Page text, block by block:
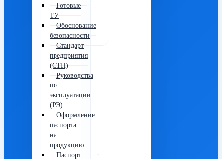
Готовые
ТУ
Обоснование
безопасности
Стандарт
предприятия
(СТП)
Руководства
по
эксплуатации
(РЭ)
Оформление
паспорта
на
продукцию
Паспорт